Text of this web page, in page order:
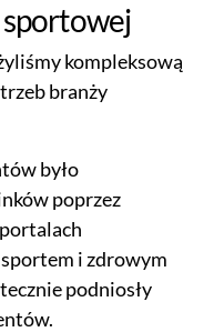
sportowej
kompleksową
branży
było
poprzez
i zdrowym
podniosły